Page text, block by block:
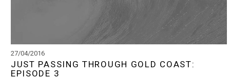
27/04/2016
JUST PASSING THROUGH GOLD COAST:
EPISODE 3